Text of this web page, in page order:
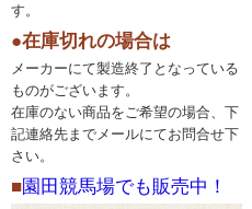
す。
●在庫切れの場合は
メーカーにて製造終了となっている
ものがございます。
在庫のない商品をご希望の場合、下
記連絡先までメールにてお問合せ下
さい。
■園田競馬場でも販売中！